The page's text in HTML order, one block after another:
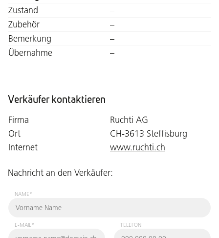
Zustand
–
Zubehör
–
Bemerkung
–
Übernahme
–
Verkäufer kontaktieren
Firma
Ruchti AG
Ort
CH-3613 Steffisburg
Internet
www.ruchti.ch
Nachricht an den Verkäufer:
NAME*
E-MAIL* TELEFON